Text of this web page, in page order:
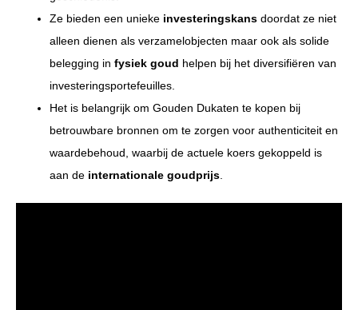
Ze bieden een unieke investeringskans doordat ze niet
alleen dienen als verzamelobjecten maar ook als solide
belegging in fysiek goud helpen bij het diversifiëren van
investeringsportefeuilles.
Het is belangrijk om Gouden Dukaten te kopen bij
betrouwbare bronnen om te zorgen voor authenticiteit en
waardebehoud, waarbij de actuele koers gekoppeld is
aan de internationale goudprijs